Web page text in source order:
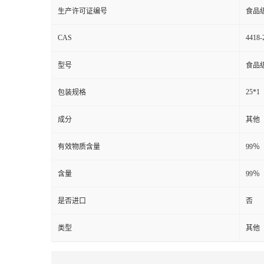
生产许可证编号 食品
CAS 4418-
型号 食品
包装规格 25*1
成分 其他
有效物质含量 99％
含量 99％
是否进口 否
类型 其他